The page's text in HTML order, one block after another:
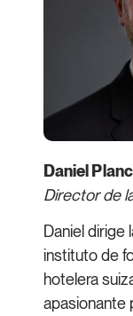
Daniel
Director de
Daniel dirige
instituto de
hotelera
apasionante